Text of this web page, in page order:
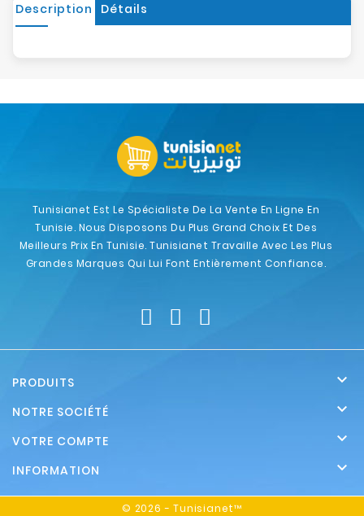
Description Détails
Tunisianet Est Le Spécialiste De La Vente En Ligne En
Tunisie. Nous Disposons Du Plus Grand Choix Et Des
Meilleurs Prix En Tunisie. Tunisianet Travaille Avec Les Plus
Grandes Marques Qui Lui Font Entièrement Confiance.
PRODUITS 
NOTRE SOCIÉTÉ 
VOTRE COMPTE 
INFORMATION 
© 2026 - Tunisianet™